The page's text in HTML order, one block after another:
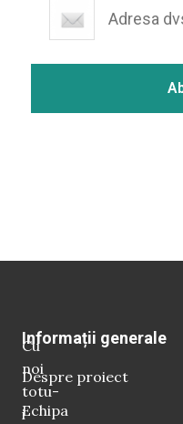
Cu
noi
totu-
i
Informații generale
Despre proiect
Echipa